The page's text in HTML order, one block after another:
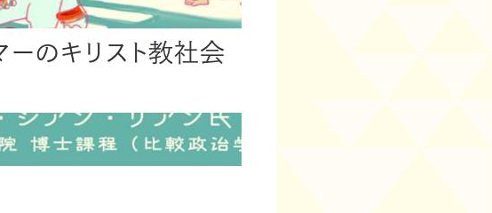
のキリスト教社会